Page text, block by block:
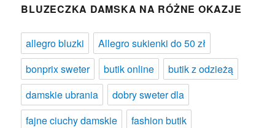
BLUZECZKA DAMSKA NA RÓŻNE OKAZJE
allegro bluzki
Allegro sukienki do 50 zł
bonprix sweter
butik online
butik z odzieżą
damskie ubrania
dobry sweter dla
fajne ciuchy damskie
fashion butik